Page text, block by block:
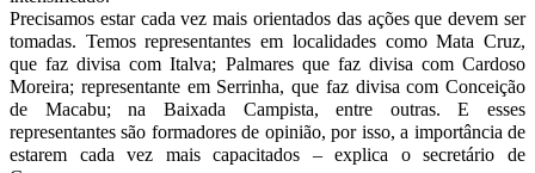
Precisamos estar cada vez mais orientados das ações que devem ser
tomadas. Temos representantes em localidades como Mata Cruz,
que faz divisa com Italva; Palmares que faz divisa com Cardoso
Moreira; representante em Serrinha, que faz divisa com Conceição
de Macabu; na Baixada Campista, entre outras. E esses
representantes são formadores de opinião, por isso, a importância de
estarem cada vez mais capacitados – explica o secretário de